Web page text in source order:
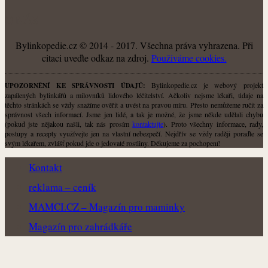
Bylinkopedie.cz © 2014 - 2017. Všechna práva vyhrazena. Při
citaci uveďte odkaz na zdroj. Použiváme cookies.
UPOZORNĚNÍ KE SPRÁVNOSTI ÚDAJŮ: Bylinkopedie.cz je webový projekt
zapálených bylinkářů a milovníků lidového léčitelství. Ačkoliv nejsme lékaři, údaje na
těchto stránkách se vždy snažíme ověřit a uvést na pravou míru. Přesto nemůžeme ručit za
správnost všech informací. Jsme jen lidé, a tak je možné, že jsme někde udělali chybu
(pokud jste nějakou našli, tak nás prosímkontaktujte). Proto všechny informace, rady,
postupy a recepty využívejte jen na vlastní nebezpečí. Nejdřív se vždy raději poraďte se
svým lékařem, zvlášť pokud jde o jedovaté rostliny. Děkujeme za pochopení!
Kontakt
reklama – ceník
MAMCI.CZ – Magazín pro maminky
Magazín pro zahrádkáře